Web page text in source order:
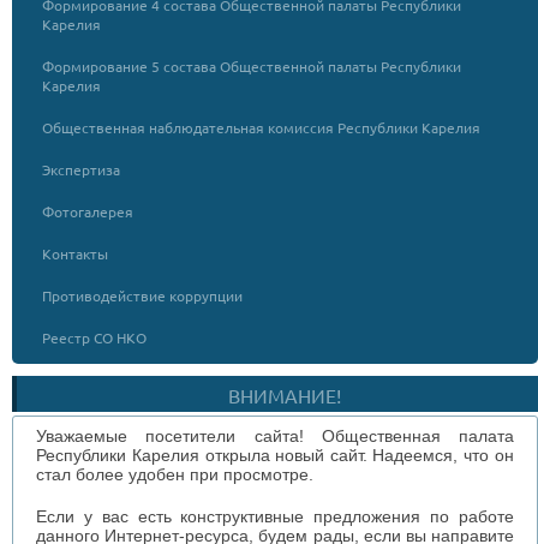
Формирование 4 состава Общественной палаты Республики
Карелия
Формирование 5 состава Общественной палаты Республики
Карелия
Общественная наблюдательная комиссия Республики Карелия
Экспертиза
Фотогалерея
Контакты
Противодействие коррупции
Реестр СО НКО
ВНИМАНИЕ!
Уважаемые посетители сайта! Общественная палата
Республики Карелия открыла новый сайт. Надеемся, что он
стал более удобен при просмотре.
Если у вас есть конструктивные предложения по работе
данного Интернет-ресурса, будем рады, если вы направите